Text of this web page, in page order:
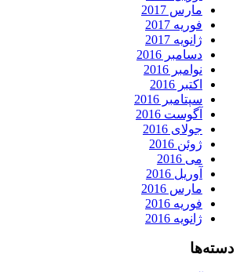
مارس 2017
فوریه 2017
ژانویه 2017
دسامبر 2016
نوامبر 2016
اکتبر 2016
سپتامبر 2016
آگوست 2016
جولای 2016
ژوئن 2016
می 2016
آوریل 2016
مارس 2016
فوریه 2016
ژانویه 2016
دسته‌ها